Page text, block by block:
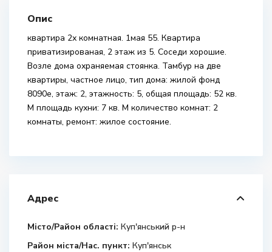
Опис
квартира 2х комнатная. 1мая 55. Квартира
приватизированая, 2 этаж из 5. Соседи хорошие.
Возле дома охраняемая стоянка. Тамбур на две
квартиры, частное лицо, тип дома: жилой фонд
8090е, этаж: 2, этажность: 5, общая площадь: 52 кв.
М площадь кухни: 7 кв. М количество комнат: 2
комнаты, ремонт: жилое состояние.
Адрес
Місто/Район області: Куп'янський р-н
Район міста/Нас. пункт: Куп'янськ